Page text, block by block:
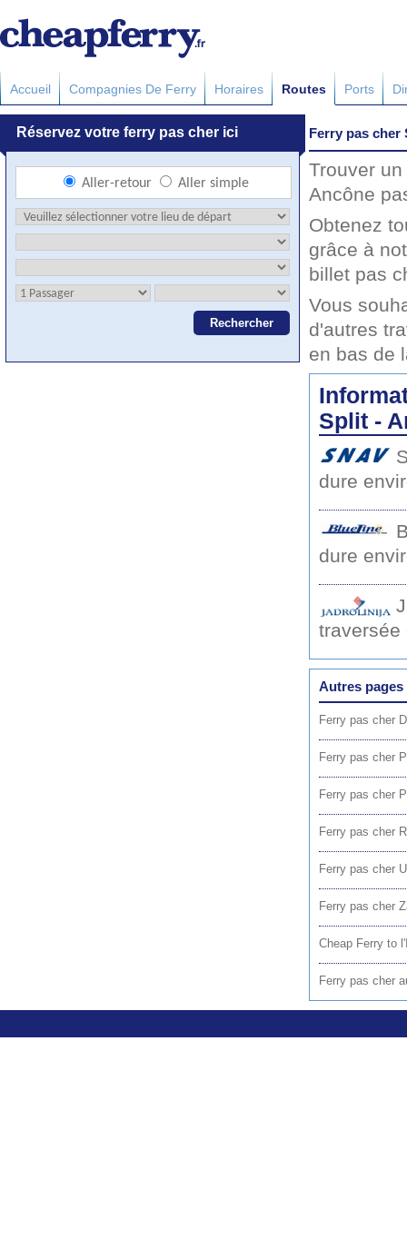
Accueil Compagnies De Ferry Horaires Routes Ports
Ferry pas cher
Trouver
Ancône
Obtenez
grâce à
billet pas
Vous
d'autres
en bas de
Split -
dure
dure
traversée
Autres pages
Ferry pas cher
Ferry pas cher
Ferry pas cher
Ferry pas cher
Ferry pas cher
Ferry pas cher
Cheap Ferry to
Ferry pas cher